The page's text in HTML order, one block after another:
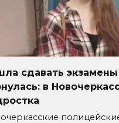
сдавать
в